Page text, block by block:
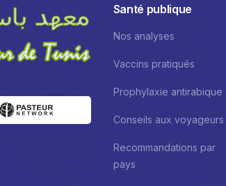
Santé publique
Nos analyses
Vaccins pratiqués
Prophylaxie antirabique
Conseils aux voyageurs
Recommandations par
pays